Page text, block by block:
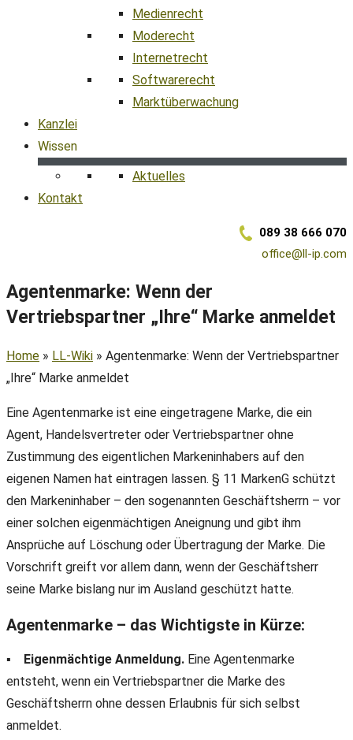
Medienrecht
Moderecht
Internetrecht
Softwarerecht
Marktüberwachung
Kanzlei
Wissen
Aktuelles
Kontakt
089 38 666 070
office@ll-ip.com
Agentenmarke: Wenn der
Vertriebspartner „Ihre“ Marke anmeldet
Home » LL-Wiki » Agentenmarke: Wenn der Vertriebspartner
„Ihre“ Marke anmeldet
Definition
Eine Agentenmarke ist eine eingetragene Marke, die ein
Agent, Handelsvertreter oder Vertriebspartner ohne
Zustimmung des eigentlichen Markeninhabers auf den
eigenen Namen hat eintragen lassen. § 11 MarkenG schützt
den Markeninhaber – den sogenannten Geschäftsherrn – vor
einer solchen eigenmächtigen Aneignung und gibt ihm
Ansprüche auf Löschung oder Übertragung der Marke. Die
Vorschrift greift vor allem dann, wenn der Geschäftsherr
seine Marke bislang nur im Ausland geschützt hatte.
Agentenmarke – das Wichtigste in Kürze:
▪ Eigenmächtige Anmeldung. Eine Agentenmarke
entsteht, wenn ein Vertriebspartner die Marke des
Geschäftsherrn ohne dessen Erlaubnis für sich selbst
anmeldet.